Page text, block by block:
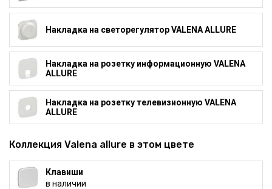
Накладка на светорегулятор VALENA ALLURE
Накладка на розетку информационную VALENA
ALLURE
Накладка на розетку телевизионную VALENA
ALLURE
Коллекция Valena allure в этом цвете
Клавиши
в наличии